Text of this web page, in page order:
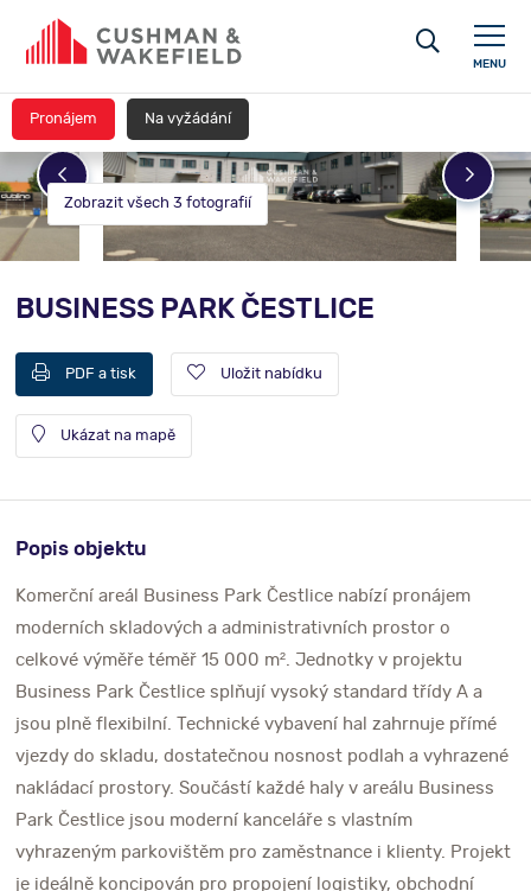
MENU
Zobrazit všech 3 fotografií
BUSINESS PARK ČESTLICE
PDF a tisk Uložit nabídku
Ukázat na mapě
Pronájem Na vyžádání
Popis objektu
Komerční areál Business Park Čestlice nabízí pronájem
moderních skladových a administrativních prostor o
celkové výměře téměř 15 000 m². Jednotky v projektu
Business Park Čestlice splňují vysoký standard třídy A a
jsou plně flexibilní. Technické vybavení hal zahrnuje přímé
vjezdy do skladu, dostatečnou nosnost podlah a vyhrazené
nakládací prostory. Součástí každé haly v areálu Business
Park Čestlice jsou moderní kanceláře s vlastním
vyhrazeným parkovištěm pro zaměstnance i klienty. Projekt
je ideálně koncipován pro propojení logistiky, obchodní